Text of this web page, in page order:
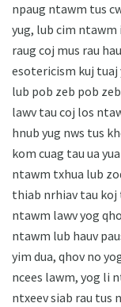
npaug ntawm tus
yug, lub cim ntawm
raug coj mus rau
esotericism kuj tuaj
lub pob zeb pob
lawv tau coj los
hnub yug nws tus
kom cuag tau ua
ntawm txhua lub
thiab nrhiav tau koj
ntawm lawv yog
ntawm lub hauv
yim dua, qhov no
ncees lawm, yog li
ntxeev siab rau tus